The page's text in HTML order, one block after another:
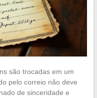
são trocadas em um
pelo correio não deve
de sinceridade e